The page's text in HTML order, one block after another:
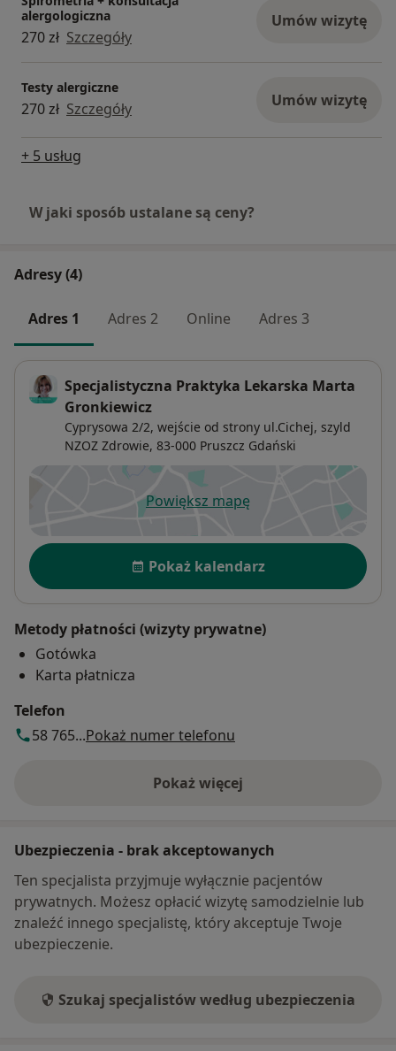
alergologiczna
270 zł Szczegóły
Umów wizytę
Testy alergiczne
270 zł Szczegóły Umów wizytę
+ 5 usług
W jaki sposób ustalane są ceny?
Adresy (4)
Adres 1 Adres 2 Online Adres 3
Specjalistyczna Praktyka Lekarska Marta
Gronkiewicz
Cyprysowa 2/2, wejście od strony ul.Cichej, szyld
NZOZ Zdrowie, 83-000 Pruszcz Gdański
Powiększ mapęotwiera się w nowej karcie
Dostępność
Pokaż kalendarz
Metody płatności (wizyty prywatne)
Gotówka
Karta płatnicza
Telefon
58 765...Pokaż numer telefonu
Pokaż więcej
o adresie
Ubezpieczenia - brak akceptowanych
Ten specjalista przyjmuje wyłącznie pacjentów
prywatnych. Możesz opłacić wizytę samodzielnie lub
znaleźć innego specjalistę, który akceptuje Twoje
ubezpieczenie.
Szukaj specjalistów według ubezpieczenia